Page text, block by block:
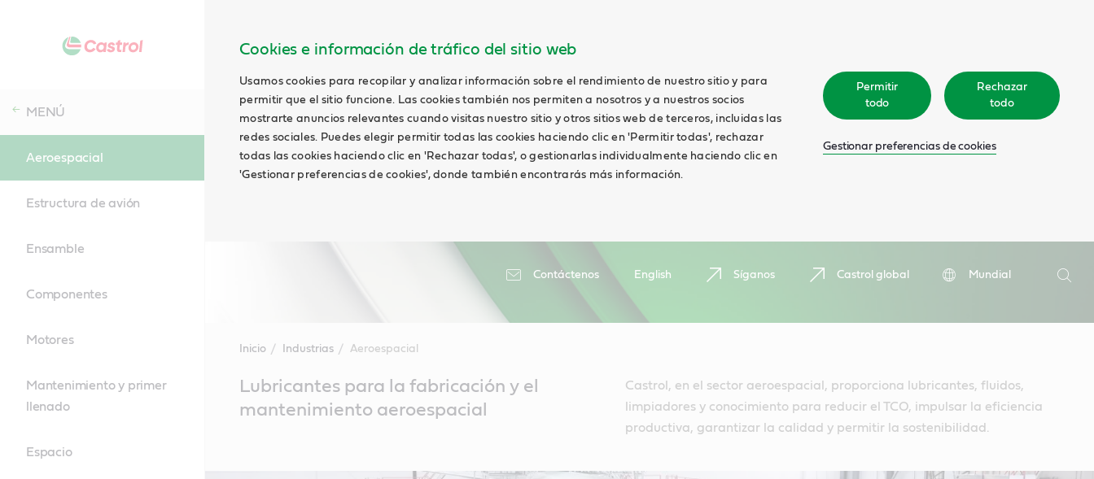
Cookies e información de tráfico del sitio web
Usamos cookies para recopilar y analizar información sobre el rendimiento de nuestro sitio y para
permitir que el sitio funcione. Las cookies también nos permiten a nosotros y a nuestros socios
mostrarte anuncios relevantes cuando visitas nuestro sitio y otros sitios web de terceros, incluidas las
redes sociales. Puedes elegir permitir todas las cookies haciendo clic en 'Permitir todas', rechazar
todas las cookies haciendo clic en 'Rechazar todas', o gestionarlas individualmente haciendo clic en
'Gestionar preferencias de cookies', donde también encontrarás más información.
Permitir
todo
Rechazar
todo
Gestionar preferencias de cookies
Contáctenos English Síganos Castrol global
Mundial
Search
MENÚ
Aeroespacial
Estructura de avión
Ensamble
Componentes
Motores
Mantenimiento y primer
llenado
Espacio
Inicio Industrias Aeroespacial
ContentLubricantes para la fabricación y el
mantenimiento aeroespacial
Castrol, en el sector aeroespacial, proporciona lubricantes, fluidos,
limpiadores y conocimiento para reducir el TCO, impulsar la eficiencia
productiva, garantizar la calidad y permitir la sostenibilidad.